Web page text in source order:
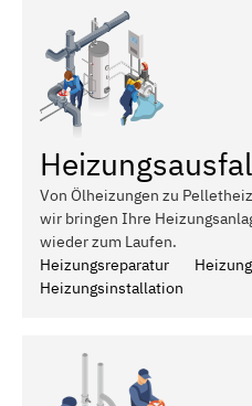
Von Ölheizungen zu
wir bringen Ihre
wieder zum Laufen.
Heizungsreparatur
Heizungsinstallation